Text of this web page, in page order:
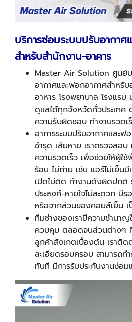
บริการซ่อมระบบปรับอากาศ
สำหรับสำนักงาน-อาคาร
Master Air Solution ศูนย์บ
อากาศและฟอกอากาศสำหรั
อาหาร โรงพยาบาล โรงแรม
ดูแลได้ทุกจังหวัดทั่วประเท
ความรับผิดชอบ ทำงานรวดเ
อาการระบบปรับอากาศและฟ
ชำรุด เสียหาย เราตรวจสอ
ความรวดเร็ว เพื่อช่วยให้ผู้ใ
ร้อน ไม่ถ่าย เช่น แอร์ไม่เย็น
เปิดไม่ติด ทำงานดังผิดปก
ประสงค์-หายใจไม่สะดวก มี
หรือจากส่วนของคอยล์เย็น
ทีมช่างของเรามีความชำนา
ควบคุม ตลอดจนส่วนต่างๆ
ลูกค้าสังเกตเบื้องต้น เราติ
ละเอียดรอบครอบ สามารถท
ทันที มีการรับประกันงานซ่อม